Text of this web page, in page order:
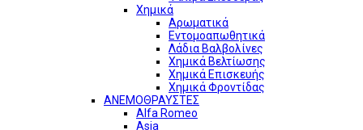
Χημικά
Αρωματικά
Εντομοαπωθητικά
Λάδια Βαλβολίνες
Χημικά Βελτίωσης
Χημικά Επισκευής
Χημικά Φροντίδας
ΑΝΕΜΟΘΡΑΥΣΤΕΣ
Alfa Romeo
Asia